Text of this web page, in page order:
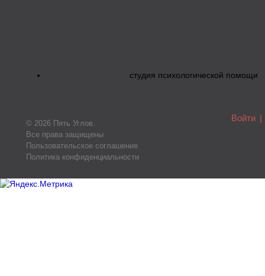
студия психологической помощи
© 2026 Пять Углов.
Все права защищены
Пользовательское соглашение
Политика конфиденциальности
Войти